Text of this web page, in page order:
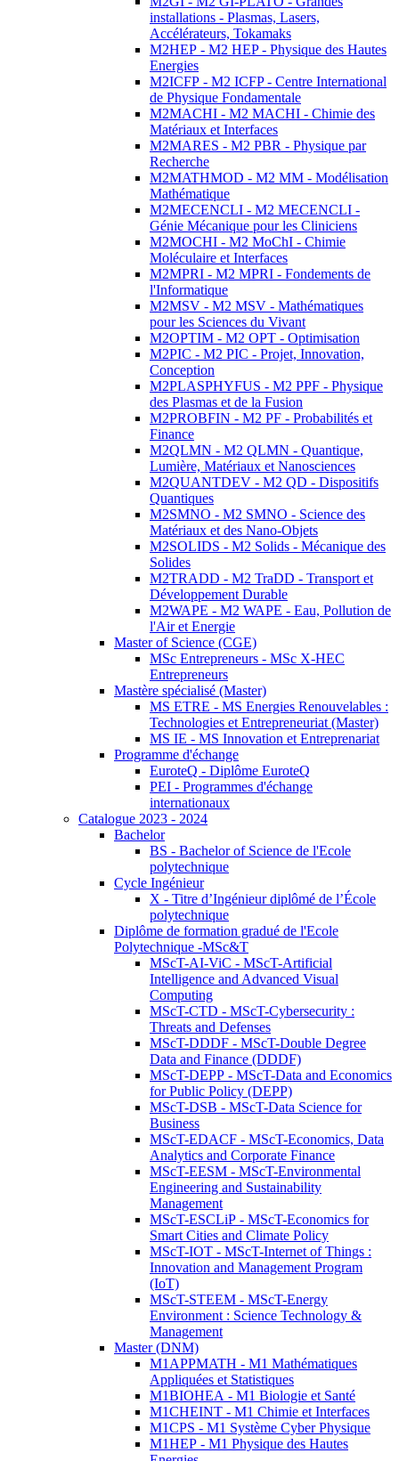
installations - Plasmas, Lasers,
Accélérateurs, Tokamaks
M2HEP - M2 HEP - Physique des Hautes
Energies
M2ICFP - M2 ICFP - Centre International
de Physique Fondamentale
M2MACHI - M2 MACHI - Chimie des
Matériaux et Interfaces
M2MARES - M2 PBR - Physique par
Recherche
M2MATHMOD - M2 MM - Modélisation
Mathématique
M2MECENCLI - M2 MECENCLI -
Génie Mécanique pour les Cliniciens
M2MOCHI - M2 MoChI - Chimie
Moléculaire et Interfaces
M2MPRI - M2 MPRI - Fondements de
l'Informatique
M2MSV - M2 MSV - Mathématiques
pour les Sciences du Vivant
M2OPTIM - M2 OPT - Optimisation
M2PIC - M2 PIC - Projet, Innovation,
Conception
M2PLASPHYFUS - M2 PPF - Physique
des Plasmas et de la Fusion
M2PROBFIN - M2 PF - Probabilités et
Finance
M2QLMN - M2 QLMN - Quantique,
Lumière, Matériaux et Nanosciences
M2QUANTDEV - M2 QD - Dispositifs
Quantiques
M2SMNO - M2 SMNO - Science des
Matériaux et des Nano-Objets
M2SOLIDS - M2 Solids - Mécanique des
Solides
M2TRADD - M2 TraDD - Transport et
Développement Durable
M2WAPE - M2 WAPE - Eau, Pollution de
l'Air et Energie
Master of Science (CGE)
MSc Entrepreneurs - MSc X-HEC
Entrepreneurs
Mastère spécialisé (Master)
MS ETRE - MS Energies Renouvelables :
Technologies et Entrepreneuriat (Master)
MS IE - MS Innovation et Entreprenariat
Programme d'échange
EuroteQ - Diplôme EuroteQ
PEI - Programmes d'échange
internationaux
Catalogue 2023 - 2024
Bachelor
BS - Bachelor of Science de l'Ecole
polytechnique
Cycle Ingénieur
X - Titre d’Ingénieur diplômé de l’École
polytechnique
Diplôme de formation gradué de l'Ecole
Polytechnique -MSc&T
MScT-AI-ViC - MScT-Artificial
Intelligence and Advanced Visual
Computing
MScT-CTD - MScT-Cybersecurity :
Threats and Defenses
MScT-DDDF - MScT-Double Degree
Data and Finance (DDDF)
MScT-DEPP - MScT-Data and Economics
for Public Policy (DEPP)
MScT-DSB - MScT-Data Science for
Business
MScT-EDACF - MScT-Economics, Data
Analytics and Corporate Finance
MScT-EESM - MScT-Environmental
Engineering and Sustainability
Management
MScT-ESCLiP - MScT-Economics for
Smart Cities and Climate Policy
MScT-IOT - MScT-Internet of Things :
Innovation and Management Program
(IoT)
MScT-STEEM - MScT-Energy
Environment : Science Technology &
Management
Master (DNM)
M1APPMATH - M1 Mathématiques
Appliquées et Statistiques
M1BIOHEA - M1 Biologie et Santé
M1CHEINT - M1 Chimie et Interfaces
M1CPS - M1 Système Cyber Physique
M1HEP - M1 Physique des Hautes